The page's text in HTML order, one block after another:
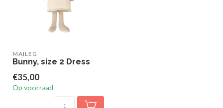
MAILEG
Bunny, size 2 Dress
€35,00
Op voorraad